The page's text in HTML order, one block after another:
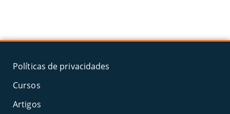
Políticas de privacidades
Cursos
Artigos